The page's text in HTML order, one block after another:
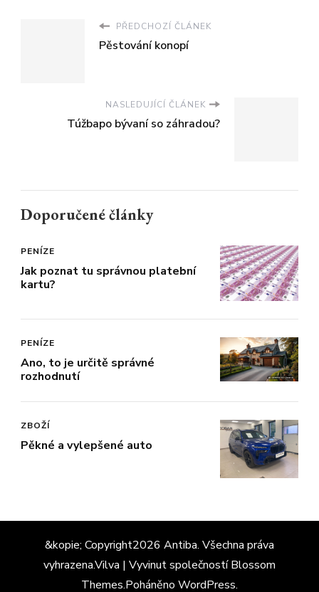
PŘEDCHOZÍ ČLÁNEK
Pěstování konopí
NASLEDUJÍCÍ ČLÁNEK
Túžbapo bývaní so záhradou?
Doporučené články
PENÍZE
Jak poznat tu správnou platební
kartu?
PENÍZE
Ano, to je určitě správné
rozhodnutí
ZBOŽÍ
Pěkné a vylepšené auto
&kopie; Copyright2026 Antiba. Všechna práva
vyhrazena.Vilva | Vyvinut společnostíBlossom
Themes.Poháněno WordPress.